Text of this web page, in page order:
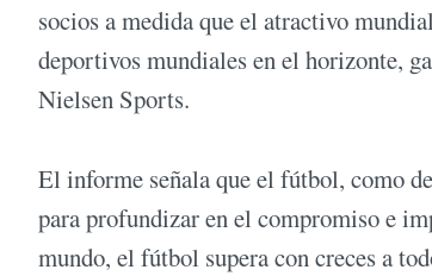
socios a medida que el atractivo
deportivos mundiales en el horizonte,
Nielsen Sports.
El informe señala que el fútbol, como
para profundizar en el compromiso e
mundo, el fútbol supera con creces a